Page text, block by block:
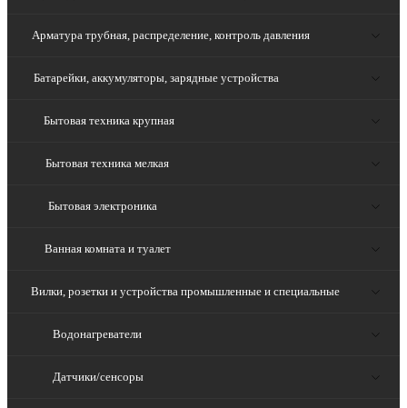
Арматура трубная, распределение, контроль давления
Батарейки, аккумуляторы, зарядные устройства
Бытовая техника крупная
Бытовая техника мелкая
Бытовая электроника
Ванная комната и туалет
Вилки, розетки и устройства промышленные и специальные
Водонагреватели
Датчики/сенсоры